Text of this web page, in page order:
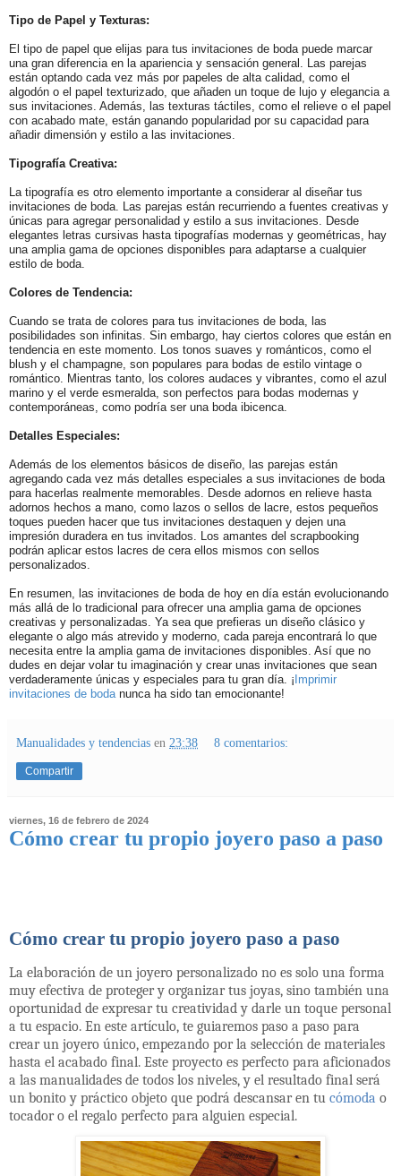
Tipo de Papel y Texturas:
El tipo de papel que elijas para tus invitaciones de boda puede marcar
una gran diferencia en la apariencia y sensación general. Las parejas
están optando cada vez más por papeles de alta calidad, como el
algodón o el papel texturizado, que añaden un toque de lujo y elegancia a
sus invitaciones. Además, las texturas táctiles, como el relieve o el papel
con acabado mate, están ganando popularidad por su capacidad para
añadir dimensión y estilo a las invitaciones.
Tipografía Creativa:
La tipografía es otro elemento importante a considerar al diseñar tus
invitaciones de boda. Las parejas están recurriendo a fuentes creativas y
únicas para agregar personalidad y estilo a sus invitaciones. Desde
elegantes letras cursivas hasta tipografías modernas y geométricas, hay
una amplia gama de opciones disponibles para adaptarse a cualquier
estilo de boda.
Colores de Tendencia:
Cuando se trata de colores para tus invitaciones de boda, las
posibilidades son infinitas. Sin embargo, hay ciertos colores que están en
tendencia en este momento. Los tonos suaves y románticos, como el
blush y el champagne, son populares para bodas de estilo vintage o
romántico. Mientras tanto, los colores audaces y vibrantes, como el azul
marino y el verde esmeralda, son perfectos para bodas modernas y
contemporáneas, como podría ser una boda ibicenca.
Detalles Especiales:
Además de los elementos básicos de diseño, las parejas están
agregando cada vez más detalles especiales a sus invitaciones de boda
para hacerlas realmente memorables. Desde adornos en relieve hasta
adornos hechos a mano, como lazos o sellos de lacre, estos pequeños
toques pueden hacer que tus invitaciones destaquen y dejen una
impresión duradera en tus invitados. Los amantes del scrapbooking
podrán aplicar estos lacres de cera ellos mismos con sellos
personalizados.
En resumen, las invitaciones de boda de hoy en día están evolucionando
más allá de lo tradicional para ofrecer una amplia gama de opciones
creativas y personalizadas. Ya sea que prefieras un diseño clásico y
elegante o algo más atrevido y moderno, cada pareja encontrará lo que
necesita entre la amplia gama de invitaciones disponibles. Así que no
dudes en dejar volar tu imaginación y crear unas invitaciones que sean
verdaderamente únicas y especiales para tu gran día. ¡ Imprimir
invitaciones de bodanunca ha sido tan emocionante!
Manualidades y tendencias en 23:38 8 comentarios:
Compartir
viernes, 16 de febrero de 2024
Cómo crear tu propio joyero paso a paso
Cómo crear tu propio joyero paso a paso
La elaboración de un joyero personalizado no es solo una forma
muy efectiva de proteger y organizar tus joyas, sino también una
oportunidad de expresar tu creatividad y darle un toque personal
a tu espacio. En este artículo, te guiaremos paso a paso para
crear un joyero único, empezando por la selección de materiales
hasta el acabado final. Este proyecto es perfecto para aficionados
a las manualidades de todos los niveles, y el resultado final será
un bonito y práctico objeto que podrá descansar en tu cómoda o
tocador o el regalo perfecto para alguien especial.